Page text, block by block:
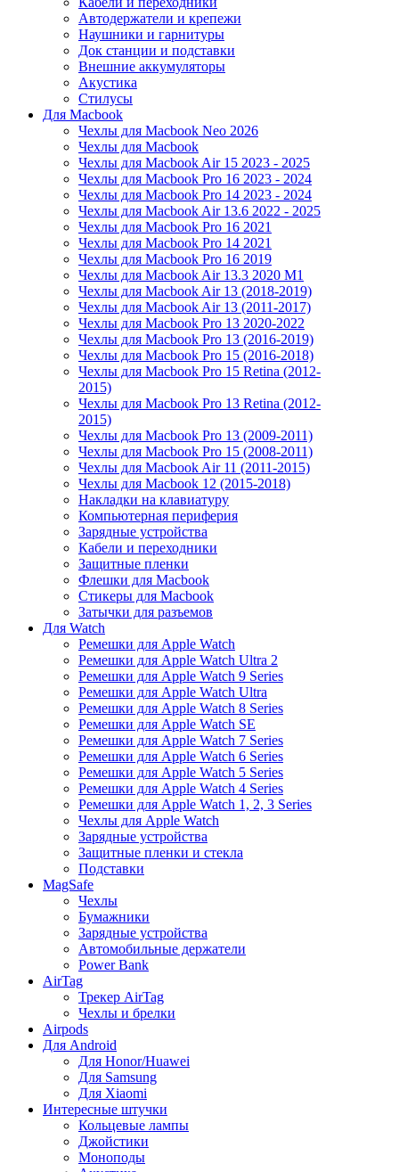
Автодержатели и крепежи
Наушники и гарнитуры
Док станции и подставки
Внешние аккумуляторы
Акустика
Стилусы
Для Macbook
Чехлы для Macbook Neo 2026
Чехлы для Macbook
Чехлы для Macbook Air 15 2023 - 2025
Чехлы для Macbook Pro 16 2023 - 2024
Чехлы для Macbook Pro 14 2023 - 2024
Чехлы для Macbook Air 13.6 2022 - 2025
Чехлы для Macbook Pro 16 2021
Чехлы для Macbook Pro 14 2021
Чехлы для Macbook Pro 16 2019
Чехлы для Macbook Air 13.3 2020 M1
Чехлы для Macbook Air 13 (2018-2019)
Чехлы для Macbook Air 13 (2011-2017)
Чехлы для Macbook Pro 13 2020-2022
Чехлы для Macbook Pro 13 (2016-2019)
Чехлы для Macbook Pro 15 (2016-2018)
Чехлы для Macbook Pro 15 Retina (2012-
2015)
Чехлы для Macbook Pro 13 Retina (2012-
2015)
Чехлы для Macbook Pro 13 (2009-2011)
Чехлы для Macbook Pro 15 (2008-2011)
Чехлы для Macbook Air 11 (2011-2015)
Чехлы для Macbook 12 (2015-2018)
Накладки на клавиатуру
Компьютерная периферия
Зарядные устройства
Кабели и переходники
Защитные пленки
Флешки для Macbook
Стикеры для Macbook
Затычки для разъемов
Для Watch
Ремешки для Apple Watch
Ремешки для Apple Watch Ultra 2
Ремешки для Apple Watch 9 Series
Ремешки для Apple Watch Ultra
Ремешки для Apple Watch 8 Series
Ремешки для Apple Watch SE
Ремешки для Apple Watch 7 Series
Ремешки для Apple Watch 6 Series
Ремешки для Apple Watch 5 Series
Ремешки для Apple Watch 4 Series
Ремешки для Apple Watch 1, 2, 3 Series
Чехлы для Apple Watch
Зарядные устройства
Защитные пленки и стекла
Подставки
MagSafe
Чехлы
Бумажники
Зарядные устройства
Автомобильные держатели
Power Bank
AirTag
Трекер AirTag
Чехлы и брелки
Airpods
Для Android
Для Honor/Huawei
Для Samsung
Для Xiaomi
Интересные штучки
Кольцевые лампы
Джойстики
Моноподы